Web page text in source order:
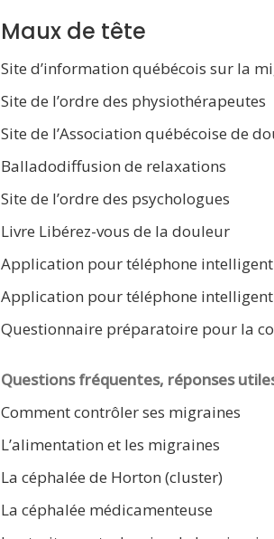
Maux de tête
Site d’information québécois sur la
Site de l’ordre des physiothérapeutes
Site de l’Association québécoise de
Balladodiffusion de relaxations
Site de l’ordre des psychologues
Livre Libérez-vous de la douleur
Application pour téléphone
Application pour téléphone
Questionnaire préparatoire pour la
Questions fréquentes, réponses
Comment contrôler ses migraines
L’alimentation et les migraines
La céphalée de Horton (cluster)
La céphalée médicamenteuse